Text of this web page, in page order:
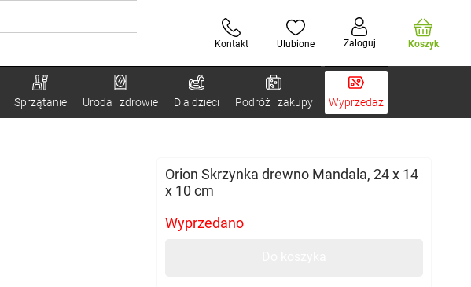
Kontakt Ulubione Zaloguj Koszyk
Sprzątanie Uroda i zdrowie Dla dzieci Podróż i zakupy Wyprzedaż
Orion Skrzynka drewno Mandala, 24 x 14
x 10 cm
Wyprzedano